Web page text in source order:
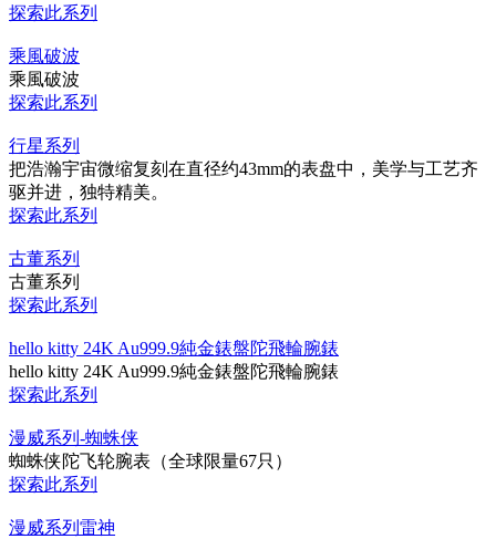
探索此系列
乘風破波
乘風破波
探索此系列
行星系列
把浩瀚宇宙微缩复刻在直径约43mm的表盘中，美学与工艺齐
驱并进，独特精美。
探索此系列
古董系列
古董系列
探索此系列
hello kitty 24K Au999.9純金錶盤陀飛輪腕錶
hello kitty 24K Au999.9純金錶盤陀飛輪腕錶
探索此系列
漫威系列-蜘蛛侠
蜘蛛侠陀飞轮腕表（全球限量67只）
探索此系列
漫威系列雷神